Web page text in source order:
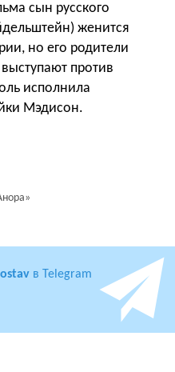
сын русского
женится
но его родители
против
исполнила
Мэдисон.
в Telegram